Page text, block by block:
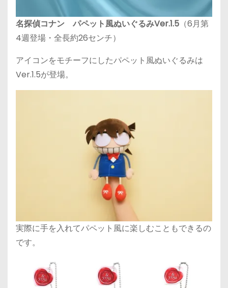
名探偵コナン パペット風ぬいぐるみVer.1.5 （6月第
4週登場・全長約26センチ）
アイコンをモチーフにしたパペット風ぬいぐるみは
Ver.1.5が登場。
実際に手を入れてパペット風に楽しむこともできるの
です。